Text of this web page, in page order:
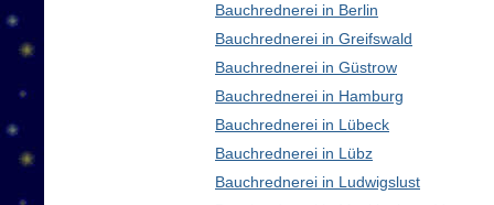
Bauchrednerei in Berlin
Bauchrednerei in Greifswald
Bauchrednerei in Güstrow
Bauchrednerei in Hamburg
Bauchrednerei in Lübeck
Bauchrednerei in Lübz
Bauchrednerei in Ludwigslust